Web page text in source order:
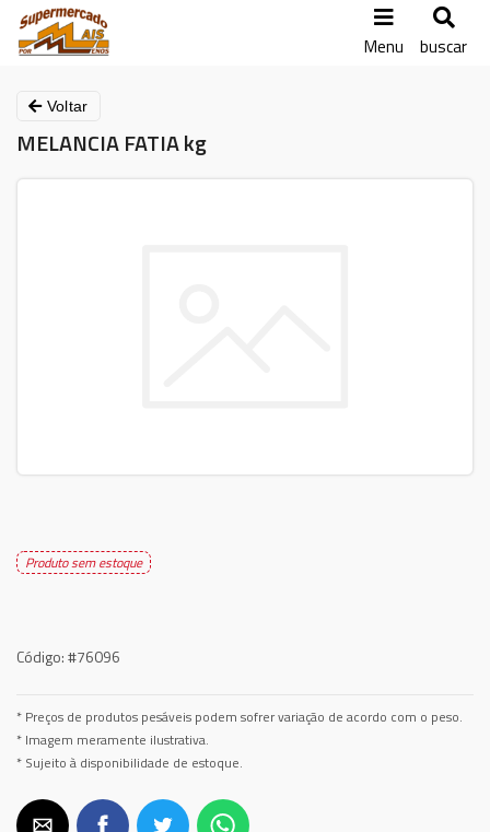
Menu buscar
Voltar
MELANCIA FATIA kg
Produto sem estoque
Código:#76096
* Preços de produtos pesáveis podem sofrer variação de acordo com o peso.
* Imagem meramente ilustrativa.
* Sujeito à disponibilidade de estoque.